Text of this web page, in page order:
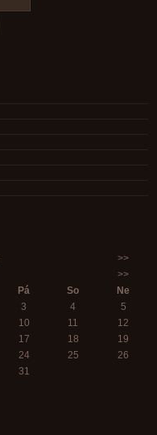
>>
>>
Pá So
Ne
3 4
5
10 11
12
17 18
19
24 25
26
31